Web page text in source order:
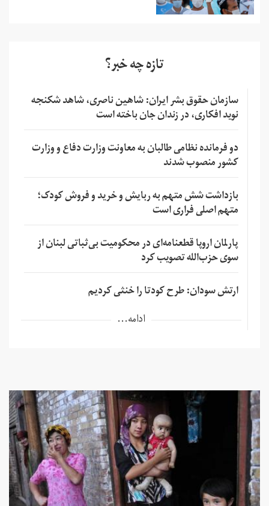
تازه چه خبر؟
سازمان حقوق بشر ایران: شاهین ناصری، شاهد شکنجه
نوید افکاری، در زندان جان باخته است
دو فرمانده نظامی طالبان به معاونت وزارت دفاع و وزارت
کشور منصوب شدند
بازداشت شش متهم به ربایش و خرید و فروش کودک؛
متهم اصلی فراری است
پارلمان اروپا قطعنامه‌ای در محکومیت بی‌ثباتی لبنان از
سوی حزب‌الله تصویب کرد
ارتش سودان: طرح کودتا را خنثی کردیم
ادامه...